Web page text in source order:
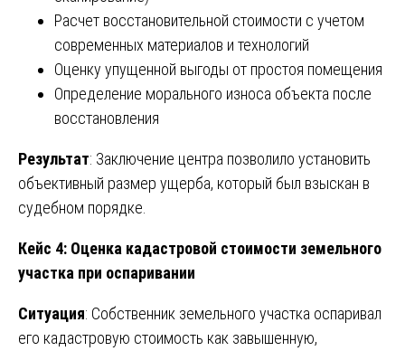
Расчет восстановительной стоимости с учетом
современных материалов и технологий
Оценку упущенной выгоды от простоя помещения
Определение морального износа объекта после
восстановления
Результат: Заключение центра позволило установить
объективный размер ущерба, который был взыскан в
судебном порядке.
Кейс 4: Оценка кадастровой стоимости земельного
участка при оспаривании
Ситуация: Собственник земельного участка оспаривал
его кадастровую стоимость как завышенную,